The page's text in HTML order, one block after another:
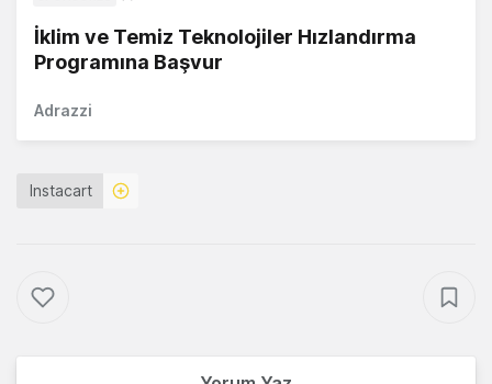
İklim ve Temiz Teknolojiler Hızlandırma
Programına Başvur
Adrazzi
Instacart